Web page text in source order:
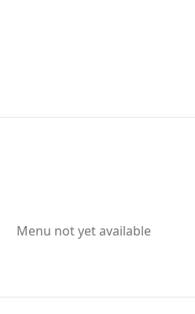
Menu not yet available